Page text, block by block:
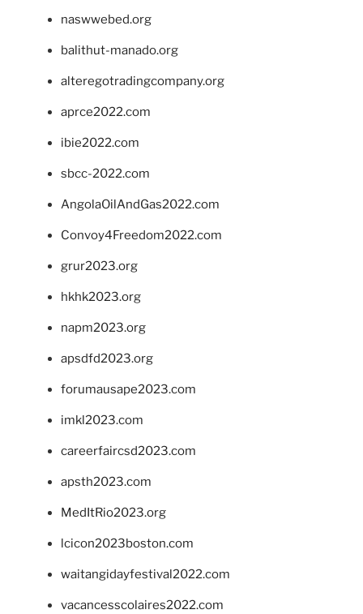
naswwebed.org
balithut-manado.org
alteregotradingcompany.org
aprce2022.com
ibie2022.com
sbcc-2022.com
AngolaOilAndGas2022.com
Convoy4Freedom2022.com
grur2023.org
hkhk2023.org
napm2023.org
apsdfd2023.org
forumausape2023.com
imkl2023.com
careerfaircsd2023.com
apsth2023.com
MedItRio2023.org
lcicon2023boston.com
waitangidayfestival2022.com
vacancesscolaires2022.com